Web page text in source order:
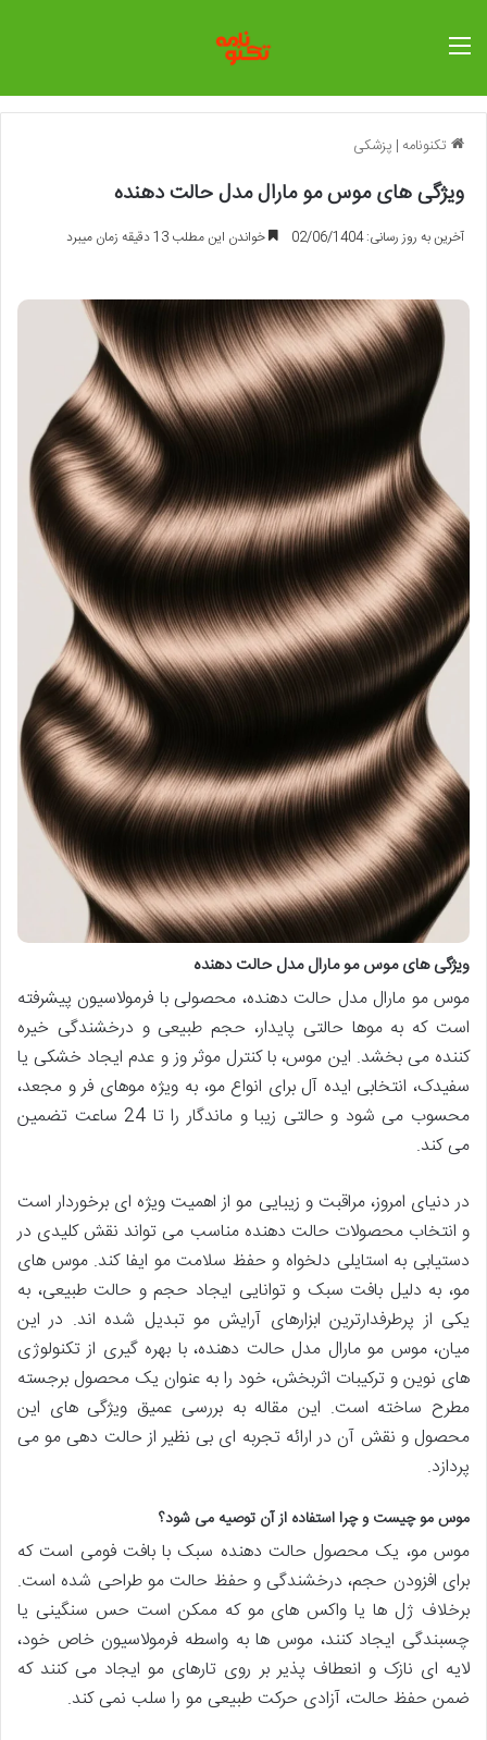
تکنونامه | پزشکی
ویژگی های موس مو مارال مدل حالت دهنده
آخرین به روز رسانی: 02/06/1404 خواندن این مطلب 13 دقیقه زمان میبرد
ویژگی های موس مو مارال مدل حالت دهنده
موس مو مارال مدل حالت دهنده، محصولی با فرمولاسیون پیشرفته
است که به موها حالتی پایدار، حجم طبیعی و درخشندگی خیره
کننده می بخشد. این موس، با کنترل موثر وز و عدم ایجاد خشکی یا
سفیدک، انتخابی ایده آل برای انواع مو، به ویژه موهای فر و مجعد،
محسوب می شود و حالتی زیبا و ماندگار را تا 24 ساعت تضمین
می کند.
در دنیای امروز، مراقبت و زیبایی مو از اهمیت ویژه ای برخوردار است
و انتخاب محصولات حالت دهنده مناسب می تواند نقش کلیدی در
دستیابی به استایلی دلخواه و حفظ سلامت مو ایفا کند. موس های
مو، به دلیل بافت سبک و توانایی ایجاد حجم و حالت طبیعی، به
یکی از پرطرفدارترین ابزارهای آرایش مو تبدیل شده اند. در این
میان، موس مو مارال مدل حالت دهنده، با بهره گیری از تکنولوژی
های نوین و ترکیبات اثربخش، خود را به عنوان یک محصول برجسته
مطرح ساخته است. این مقاله به بررسی عمیق ویژگی های این
محصول و نقش آن در ارائه تجربه ای بی نظیر از حالت دهی مو می
پردازد.
موس مو چیست و چرا استفاده از آن توصیه می شود؟
موس مو، یک محصول حالت دهنده سبک با بافت فومی است که
برای افزودن حجم، درخشندگی و حفظ حالت مو طراحی شده است.
برخلاف ژل ها یا واکس های مو که ممکن است حس سنگینی یا
چسبندگی ایجاد کنند، موس ها به واسطه فرمولاسیون خاص خود،
لایه ای نازک و انعطاف پذیر بر روی تارهای مو ایجاد می کنند که
ضمن حفظ حالت، آزادی حرکت طبیعی مو را سلب نمی کند.